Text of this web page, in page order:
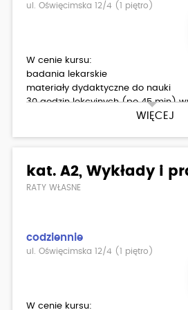
ul. Oświęcimska 12/4 (1 piętro)
WIĘCEJ
W cenie kursu:
badania lekarskie
materiały dydaktyczne do nauki
30 godzin lekcyjnych (po 45 min)
kat. A2, Wykłady i
RATY WŁASNE
codziennie
ul. Oświęcimska 12/4 (1 piętro)
W cenie kursu: